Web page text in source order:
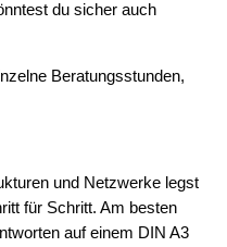
du sicher auch
Beratungsstunden,
und Netzwerke legst
für Schritt. Am besten
auf einem DIN A3